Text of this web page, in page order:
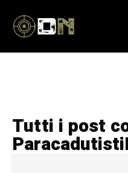
Tutti i post